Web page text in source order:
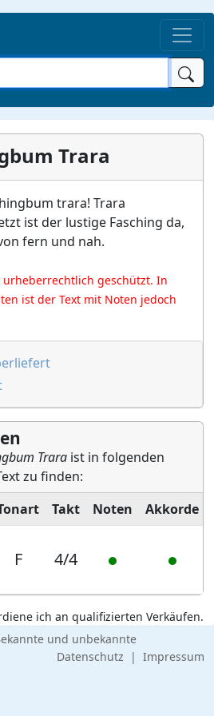
Trara
trara! Trara
ist der lustige Fasching da,
fern und nah.
urheberrechtlich geschützt. In
ist der Text mit Noten jedoch
Trara ist in folgenden
zu finden:
Takt Noten Akkorde
F 4/4
ich an qualifizierten Verkäufen.
und unbekannte
Datenschutz | Impressum